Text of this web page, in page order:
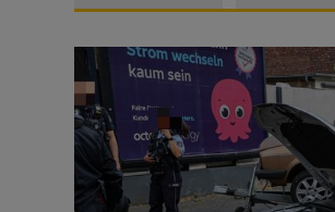
Schwerer Unfall mit 2,48 Promille